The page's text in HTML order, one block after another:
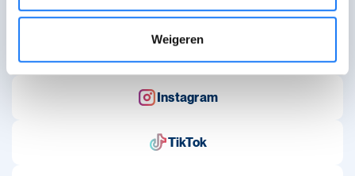
Weigeren
Contact
Volg ons op sociale media
Instagram
TikTok